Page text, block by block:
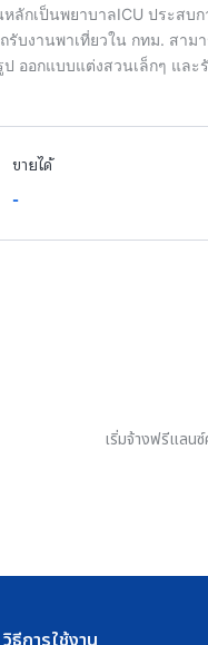
ลักเป็นพยาบาลICU ประส
บงานพาเที่ยวใน กทม. สาม
ป ออกแบบแต่งสวนเล็กๆ แล
ขายได้
-
เริ่มจ้างฟรีแลน
วิธีการใช้งาน